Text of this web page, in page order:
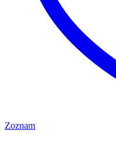
Zoznam